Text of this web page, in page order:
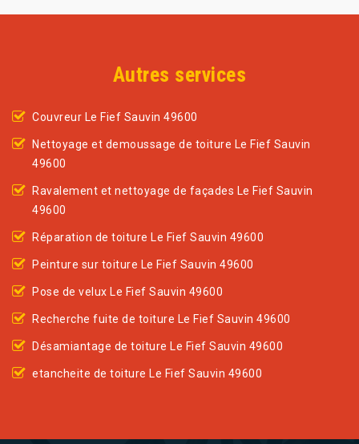
Autres services
Couvreur Le Fief Sauvin 49600
Nettoyage et demoussage de toiture Le Fief Sauvin
49600
Ravalement et nettoyage de façades Le Fief Sauvin
49600
Réparation de toiture Le Fief Sauvin 49600
Peinture sur toiture Le Fief Sauvin 49600
Pose de velux Le Fief Sauvin 49600
Recherche fuite de toiture Le Fief Sauvin 49600
Désamiantage de toiture Le Fief Sauvin 49600
etancheite de toiture Le Fief Sauvin 49600